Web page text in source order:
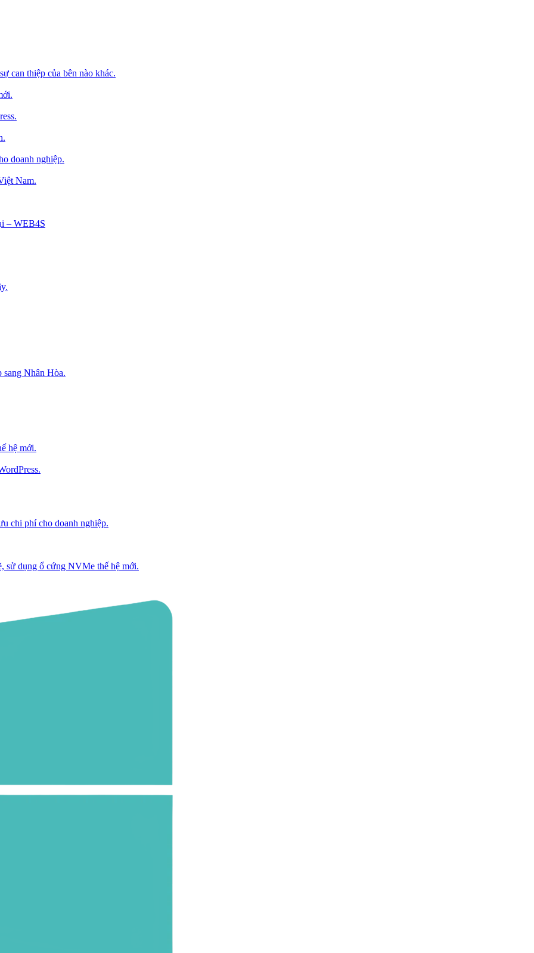
can thiệp của bên nào khác.
doanh nghiệp.
Nam.
– WEB4S
sang Nhân Hòa.
hệ mới.
chi phí cho doanh nghiệp.
sử dụng ổ cứng NVMe thế hệ mới.